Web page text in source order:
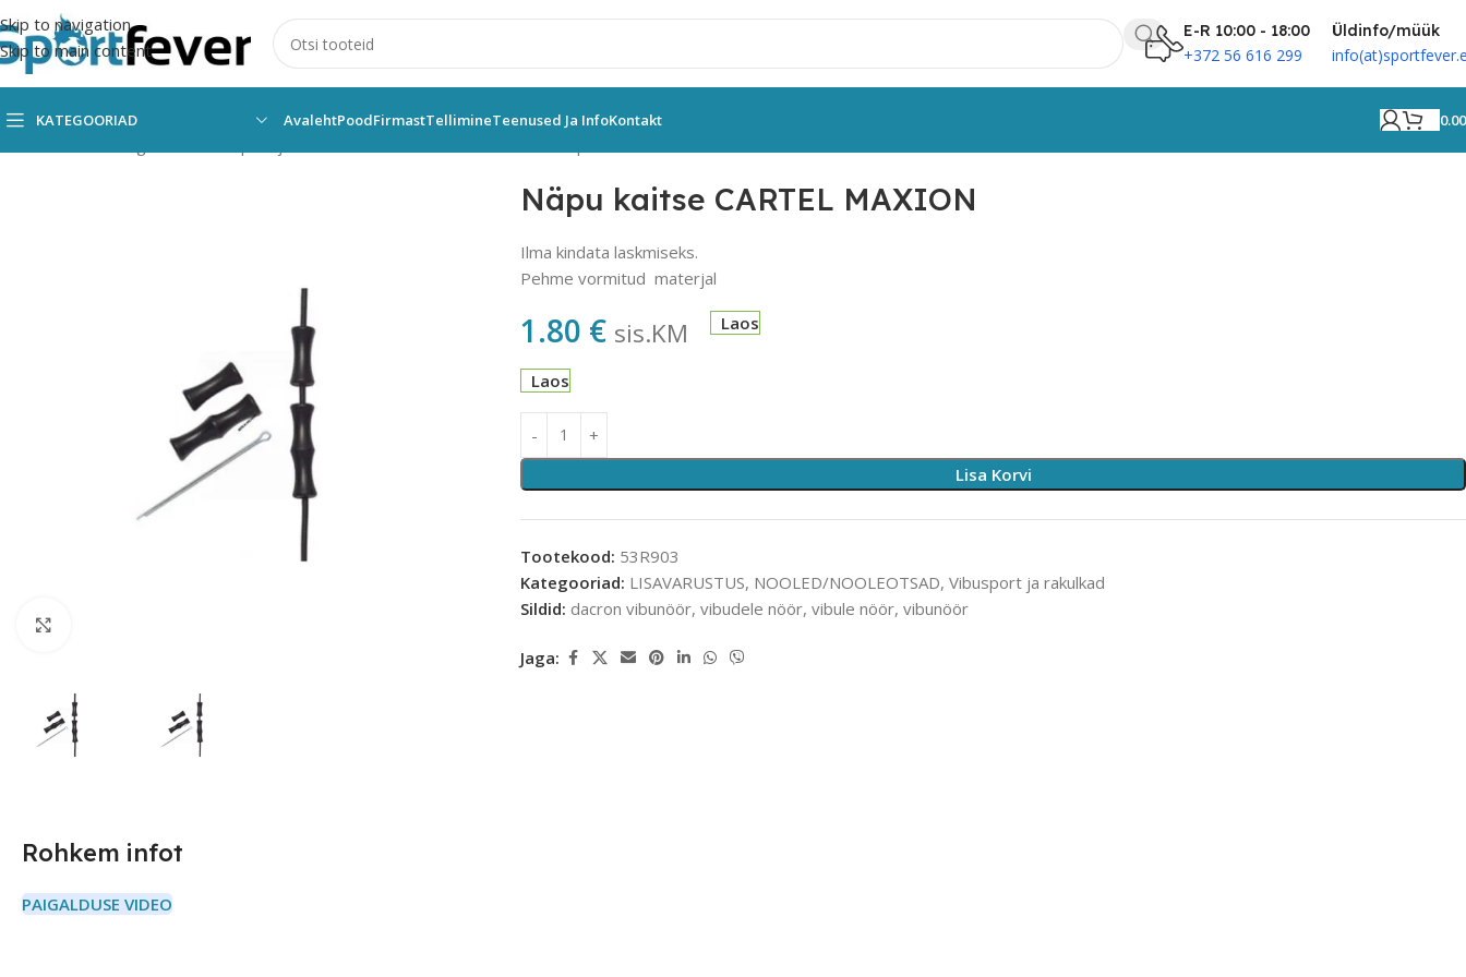
Skip to navigation
Skip to main content
E-R 10:00 - 18:00
+372 56 616 299
Üldinfo/müük
KATEGOORIAD AvalehtPoodFirmastTellimineTeenused Ja InfoKontakt
Näpu kaitse CARTEL MAXION
Ilma kindata laskmiseks.
Pehme vormitud materjal
1.80 € sis.KM Laos
Laos
Lisa Korvi
Tootekood: 53R903
Kategooriad: LISAVARUSTUS, NOOLED/NOOLEOTSAD, Vibusport ja rakulkad
Sildid: dacron vibunöör, vibudele nöör, vibule nöör, vibunöör
Jaga:
Rohkem infot
PAIGALDUSE VIDEO